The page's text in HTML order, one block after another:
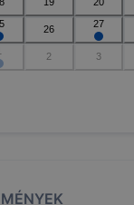
26 27
2 3